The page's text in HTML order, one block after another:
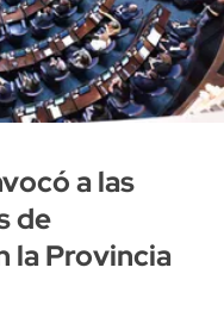
a las
de
la Provincia